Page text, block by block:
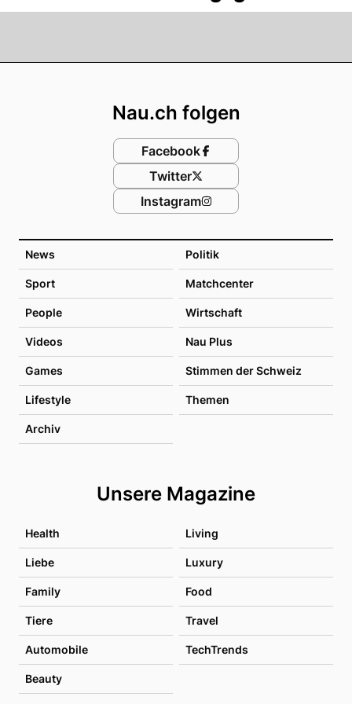
News Politik
Sport Matchcenter
People Wirtschaft
Videos Nau Plus
Games Stimmen der Schweiz
Lifestyle Themen
Archiv
Unsere Magazine
Health Living
Liebe Luxury
Family Food
Tiere Travel
Automobile TechTrends
Beauty
Nau.ch folgen
Facebook
Twitter
Instagram